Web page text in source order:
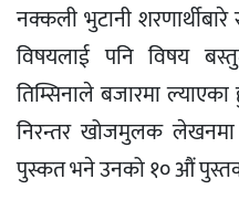
नक्कली भुटानी शरणार्थीबारे
विषयलाई पनि विषय
तिम्सिनाले बजारमा
निरन्तर खोजमुलक
पुस्कत भने उनको १० औं